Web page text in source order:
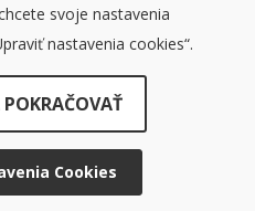
práva vyhradené
stránok tvorba e-shopov
svoje nastavenia
nastavenia cookies“.
Cookies